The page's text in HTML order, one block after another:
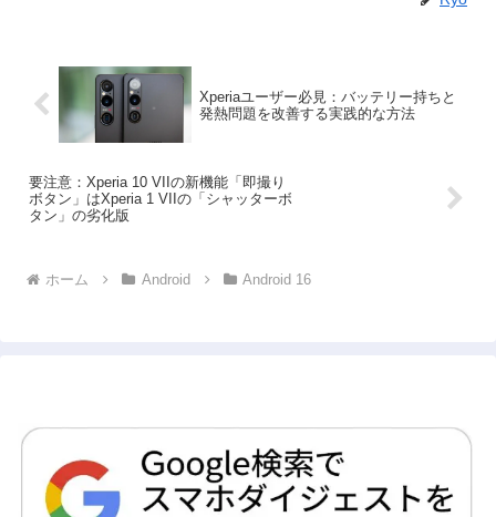
Xperiaユーザー必見：バッテリー持ちと
発熱問題を改善する実践的な方法
要注意：Xperia 10 VIIの新機能「即撮り
ボタン」はXperia 1 VIIの「シャッターボ
タン」の劣化版
ホーム Android Android 16